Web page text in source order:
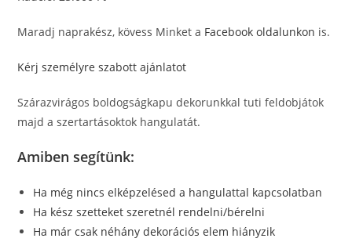
Maradj naprakész, kövess Minket a Facebook oldalunkon is.
Kérj személyre szabott ajánlatot
Szárazvirágos boldogságkapu dekorunkkal tuti feldobjátok
majd a szertartásoktok hangulatát.
Amiben segítünk:
Ha még nincs elképzelésed a hangulattal kapcsolatban
Ha kész szetteket szeretnél rendelni/bérelni
Ha már csak néhány dekorációs elem hiányzik